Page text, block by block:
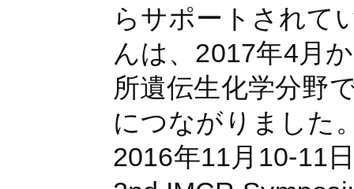
らサポートされて
んは、2017年4月
所遺伝生化学分野
につながりました
2016年11月10-11